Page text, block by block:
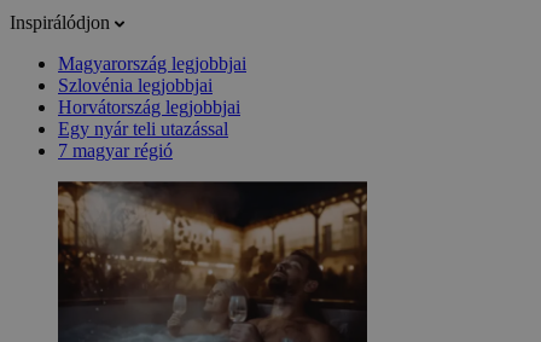
Inspirálódjon
Magyarország legjobbjai
Szlovénia legjobbjai
Horvátország legjobbjai
Egy nyár teli utazással
7 magyar régió